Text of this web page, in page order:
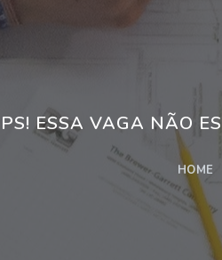
ESSA VAGA NÃO
HOME